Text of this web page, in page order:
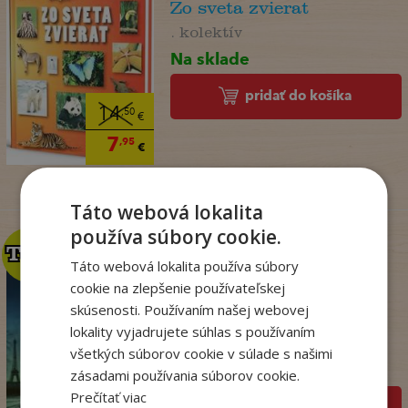
14,50€
7,95€
Zo sveta zvierat
. kolektív
Na sklade
pridať do košíka
TOP
TOP
Kým Paríž spal
Druart Ruth
Na sklade
Táto webová lokalita
používa súbory cookie.
Táto webová lokalita používa súbory
cookie na zlepšenie používateľskej
skúsenosti. Používaním našej webovej
lokality vyjadrujete súhlas s používaním
všetkých súborov cookie v súlade s našimi
zásadami používania súborov cookie.
Prečítať viac